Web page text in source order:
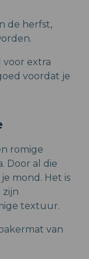
de herfst,
voor extra
voordat je
romige
Door al die
mond. Het is
zijn
textuur.
van